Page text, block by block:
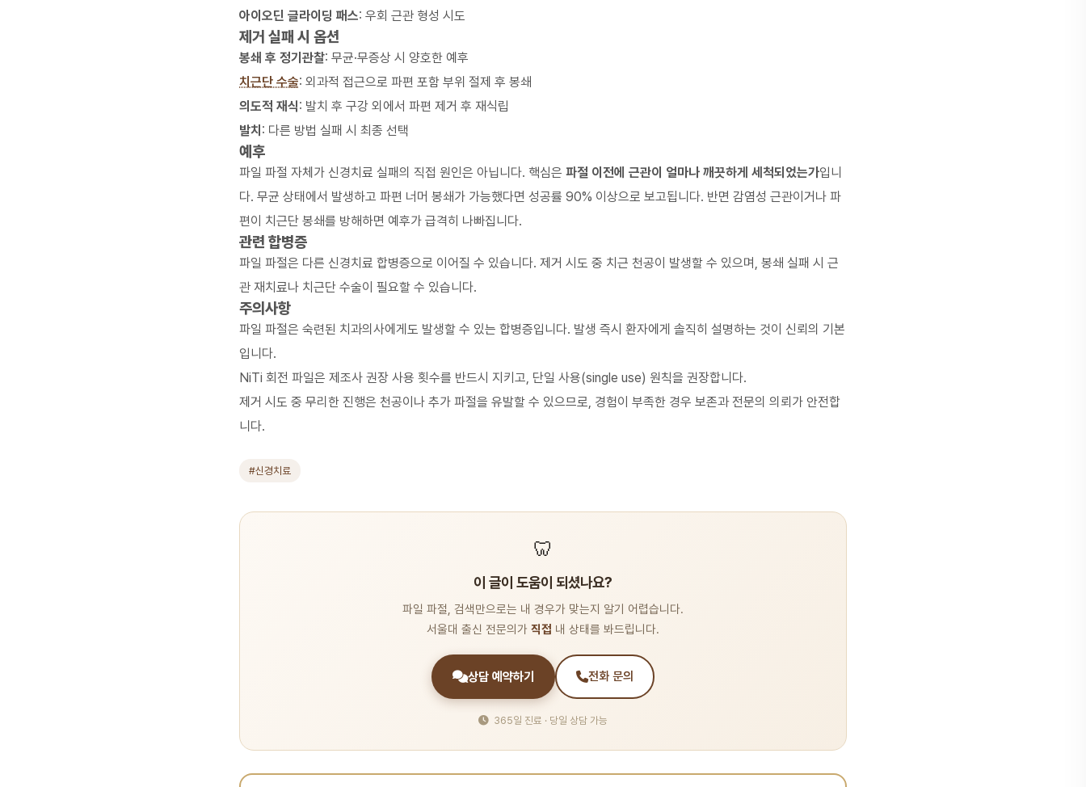
아이오딘 글라이딩 패스: 우회 근관 형성 시도
제거 실패 시 옵션
봉쇄 후 정기관찰: 무균·무증상 시 양호한 예후
치근단 수술: 외과적 접근으로 파편 포함 부위 절제 후 봉쇄
의도적 재식: 발치 후 구강 외에서 파편 제거 후 재식립
발치 : 다른 방법 실패 시 최종 선택
예후
파일 파절 자체가 신경치료 실패의 직접 원인은 아닙니다. 핵심은 파절 이전에 근관이 얼마나 깨끗하게 세척되었는가입니
다. 무균 상태에서 발생하고 파편 너머 봉쇄가 가능했다면 성공률 90% 이상으로 보고됩니다. 반면 감염성 근관이거나 파
편이 치근단 봉쇄를 방해하면 예후가 급격히 나빠집니다.
관련 합병증
파일 파절은 다른 신경치료 합병증으로 이어질 수 있습니다. 제거 시도 중 치근 천공이 발생할 수 있으며, 봉쇄 실패 시 근
관 재치료나 치근단 수술이 필요할 수 있습니다.
주의사항
파일 파절은 숙련된 치과의사에게도 발생할 수 있는 합병증입니다. 발생 즉시 환자에게 솔직히 설명하는 것이 신뢰의 기본
입니다.
NiTi 회전 파일은 제조사 권장 사용 횟수를 반드시 지키고, 단일 사용(single use) 원칙을 권장합니다.
제거 시도 중 무리한 진행은 천공이나 추가 파절을 유발할 수 있으므로, 경험이 부족한 경우 보존과 전문의 의뢰가 안전합
니다.
#신경치료
🦷
이 글이 도움이 되셨나요?
파일 파절, 검색만으로는 내 경우가 맞는지 알기 어렵습니다.
서울대 출신 전문의가 직접 내 상태를 봐드립니다.
상담 예약하기 전화 문의
365일 진료 · 당일 상담 가능